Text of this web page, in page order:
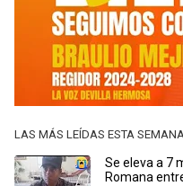
LAS MÁS LEÍDAS ESTA
Se eleva a 7
Romana